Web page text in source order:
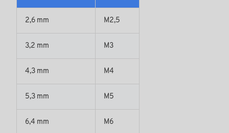
2,6 mm M2,5
3,2 mm M3
4,3 mm M4
5,3 mm M5
6,4 mm M6